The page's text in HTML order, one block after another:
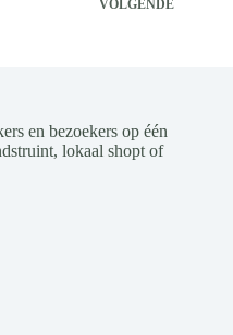
VOLGENDE
en bezoekers op één
lokaal shopt of